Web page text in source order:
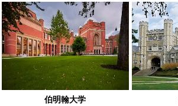
伯明翰大学